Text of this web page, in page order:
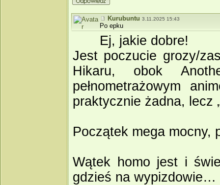
Kurubuntu 3.11.2025 15:43
Po epku
Ej, jakie dobre!
Jest poczucie grozy/
Hikaru, obok
pełnometrażowym
praktycznie żadna, lecz
Początek mega mocny,
Wątek homo jest i
gdzieś na wypizdowie…